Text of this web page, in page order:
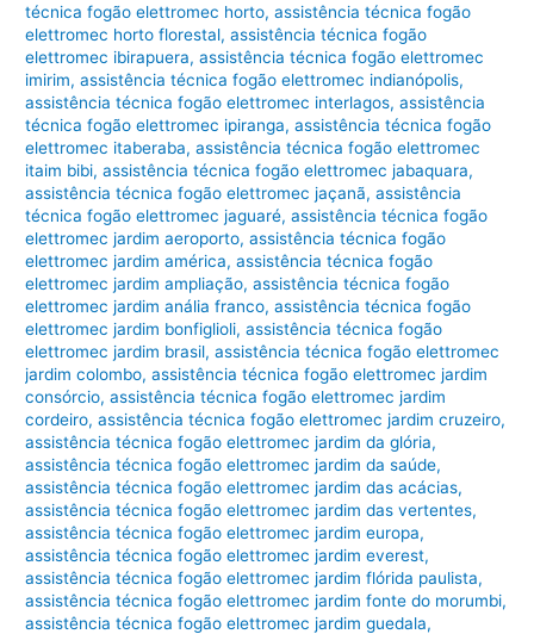
técnica fogão elettromec horto,assistência técnica fogão
elettromec horto florestal,assistência técnica fogão
elettromec ibirapuera,assistência técnica fogão elettromec
imirim,assistência técnica fogão elettromec indianópolis,
assistência técnica fogão elettromec interlagos,assistência
técnica fogão elettromec ipiranga,assistência técnica fogão
elettromec itaberaba,assistência técnica fogão elettromec
itaim bibi,assistência técnica fogão elettromec jabaquara,
assistência técnica fogão elettromec jaçanã,assistência
técnica fogão elettromec jaguaré,assistência técnica fogão
elettromec jardim aeroporto,assistência técnica fogão
elettromec jardim américa,assistência técnica fogão
elettromec jardim ampliação,assistência técnica fogão
elettromec jardim anália franco,assistência técnica fogão
elettromec jardim bonfiglioli,assistência técnica fogão
elettromec jardim brasil,assistência técnica fogão elettromec
jardim colombo,assistência técnica fogão elettromec jardim
consórcio,assistência técnica fogão elettromec jardim
cordeiro,assistência técnica fogão elettromec jardim cruzeiro,
assistência técnica fogão elettromec jardim da glória,
assistência técnica fogão elettromec jardim da saúde,
assistência técnica fogão elettromec jardim das acácias,
assistência técnica fogão elettromec jardim das vertentes,
assistência técnica fogão elettromec jardim europa,
assistência técnica fogão elettromec jardim everest,
assistência técnica fogão elettromec jardim flórida paulista,
assistência técnica fogão elettromec jardim fonte do morumbi,
assistência técnica fogão elettromec jardim guedala,